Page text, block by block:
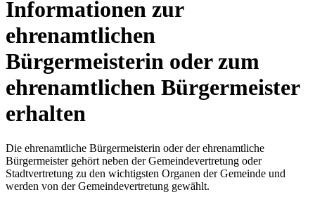
Informationen zur
ehrenamtlichen
Bürgermeisterin oder zum
ehrenamtlichen Bürgermeister
erhalten
Die ehrenamtliche Bürgermeisterin oder der ehrenamtliche
Bürgermeister gehört neben der Gemeindevertretung oder
Stadtvertretung zu den wichtigsten Organen der Gemeinde und
werden von der Gemeindevertretung gewählt.